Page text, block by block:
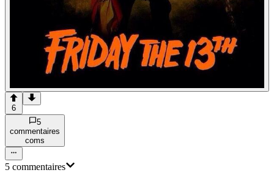
6
5
commentaires
coms
5 commentaires